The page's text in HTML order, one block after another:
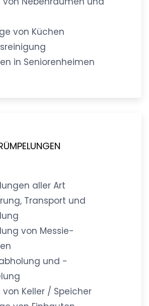
von Küchen
in Seniorenheimen
aller Art
Transport und
von Messie-
und -
Keller / Speicher